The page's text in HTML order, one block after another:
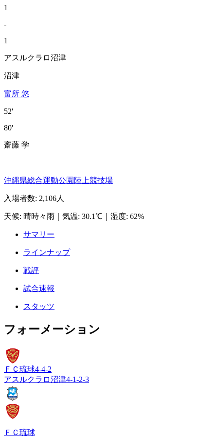
1
-
1
アスルクラロ沼津
沼津
富所 悠
52'
80'
齋藤 学
沖縄県総合運動公園陸上競技場
入場者数: 2,106人
天候: 晴時々雨 気温: 30.1℃ 湿度: 62%
サマリー
ラインナップ
戦評
試合速報
スタッツ
フォーメーション
ＦＣ琉球4-4-2
アスルクラロ沼津4-1-2-3
ＦＣ琉球